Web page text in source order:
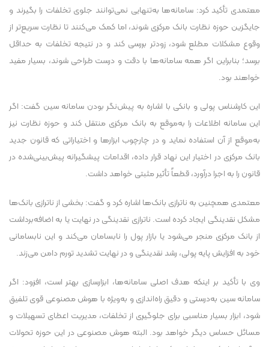
معتمدی تأکید کرد: سامانه‌ها به‌تنهایی نمی‌توانند جلوی تخلفات را بگیرند و
جایگزین حوزه نظارت بانک مرکزی شوند، اما کمک می‌کنند تا نظارت سریع‌تر از
وقوع مشکلات مطلع شود، زودتر بررسی کند و در نتیجه تخلفات به حداقل
برسد؛ بنابراین اگر همه سامانه‌ها با دقت و درست طراحی شوند، بسیار مفید
خواهند بود.
این کارشناس پولی و بانکی با اشاره به پیش‌نگر بودن سامانه سین گفت: اگر
این سامانه اطلاعات را به‌موقع به بانک مرکزی منتقل کند و حوزه نظارت نیز
به‌موقع از آن استفاده نماید و در چارچوب ابزار‌ها و اختیاراتی که قانون جدید
بانک مرکزی در اختیار این نهاد قرار داده، اقدامات پیشگیرانه پیش‌بینی‌شده در
قانون را به اجرا درآورد، قطعاً تأثیر مثبتی خواهد داشت.
معتمدی همچنین به ناترازی بانک‌ها اشاره کرد و گفت: بخشی از ناترازی بانک‌ها
مشکل نقدینگی ایجاد کرده است. ناترازی نقدینگی در نهایت یا به اضافه‌برداشت
از بانک مرکزی منجر می‌شود یا بازار پول را نابسامان می‌کند و این نابسامانی
خود به افزایش پایه پولی، رشد نقدینگی و در نهایت تشدید تورم دامن می‌زند.
وی با تأکید بر اینکه هدف اصلی سامانه‌ها، ابزارسازی بهتر است، افزود: اگر
سامانه سین به‌درستی و دقیق راه‌اندازی و به‌ویژه با هوش مصنوعی قوی تلفیق
شود، ابزار بسیار مناسبی برای جلوگیری از تخلفات، مدیریت اعطای تسهیلات و
مسائل حساس دیگر خواهد بود. البته هوش مصنوعی در این حوزه تحولات